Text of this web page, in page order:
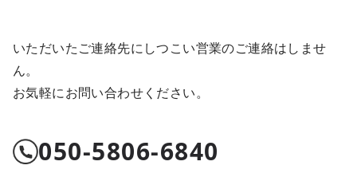
いただいたご連絡先にしつこい営業のご連絡はしませ
ん。
お気軽にお問い合わせください。
050-5806-6840